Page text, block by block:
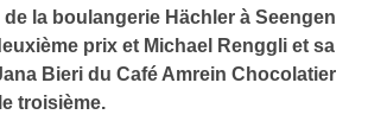
la boulangerie Hächler à Seengen
prix et Michael Renggli et sa
Bieri du Café Amrein Chocolatier
troisième.